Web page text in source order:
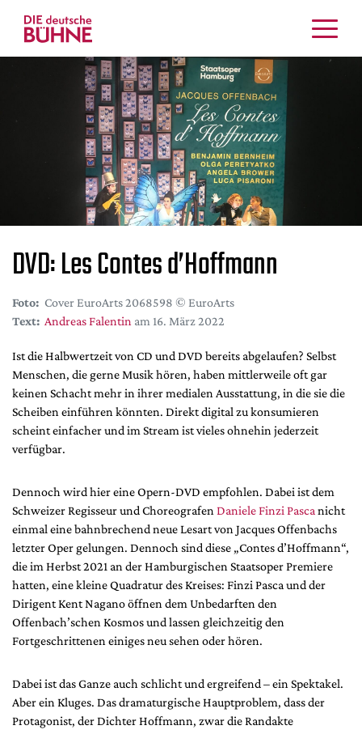
Schauspiel
Musiktheater
Crossover
Bühnenwelt
Festivals & Veranstaltungen
Menschen & Theater
Themen
Internationales
Nachrufe
DdB-map
Kalender
Premierensuche
Festival-Planer
Hefte
Alle Hefte
Leseproben
Podcast
Service
Shop / Abo
Newsletter
Autor:innen
Partner
DVD: Les Contes d’Hoffmann
Foto: Cover EuroArts 2068598 © EuroArts
Text: Andreas Falentin am 16. März 2022
Ist die Halbwertzeit von CD und DVD bereits abgelaufen? Selbst
Menschen, die gerne Musik hören, haben mittlerweile oft gar
keinen Schacht mehr in ihrer medialen Ausstattung, in die sie die
Scheiben einführen könnten. Direkt digital zu konsumieren
scheint einfacher und im Stream ist vieles ohnehin jederzeit
verfügbar.
Dennoch wird hier eine Opern-DVD empfohlen. Dabei ist dem
Schweizer Regisseur und Choreografen Daniele Finzi Pasca nicht
einmal eine bahnbrechend neue Lesart von Jacques Offenbachs
letzter Oper gelungen. Dennoch sind diese „Contes d’Hoffmann“,
die im Herbst 2021 an der Hamburgischen Staatsoper Premiere
hatten, eine kleine Quadratur des Kreises: Finzi Pasca und der
Dirigent Kent Nagano öffnen dem Unbedarften den
Offenbach’schen Kosmos und lassen gleichzeitig den
Fortgeschrittenen einiges neu sehen oder hören.
Dabei ist das Ganze auch schlicht und ergreifend – ein Spektakel.
Aber ein Kluges. Das dramaturgische Hauptproblem, dass der
Protagonist, der Dichter Hoffmann, zwar die Randakte